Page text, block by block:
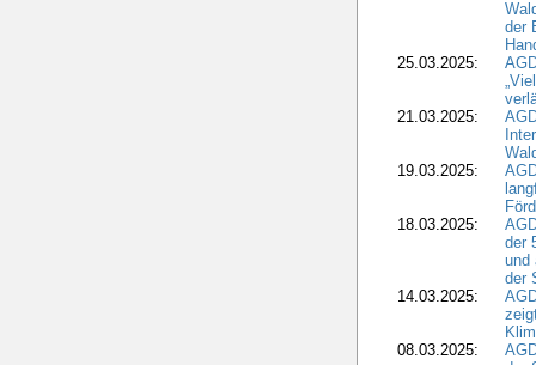
der
25.03.2025:
21.03.2025:
19.03.2025:
18.03.2025:
der
und
der
14.03.2025:
08.03.2025: